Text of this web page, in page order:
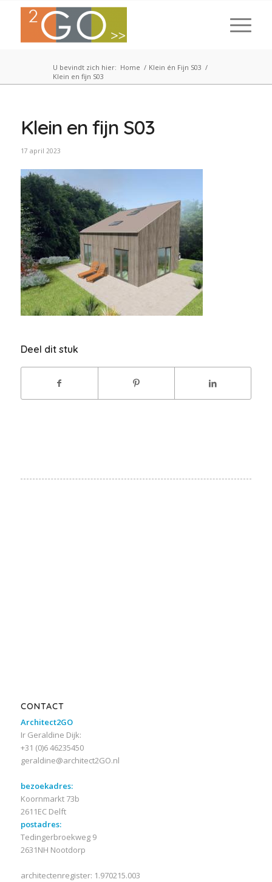
U bevindt zich hier: Home / Klein én Fijn S03 /
Klein en fijn S03
Klein en fijn S03
17 april 2023
Deel dit stuk
CONTACT
Architect2GO
Ir Geraldine Dijk:
+31 (0)6 46235450
geraldine@architect2GO.nl
bezoekadres:
Koornmarkt 73b
2611EC Delft
postadres:
Tedingerbroekweg 9
2631NH Nootdorp
architectenregister: 1.970215.003